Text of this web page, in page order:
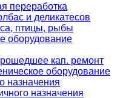
переработка
и деликатесов
птицы, рыбы
оборудование
кап. ремонт
оборудование
назначения
назначения